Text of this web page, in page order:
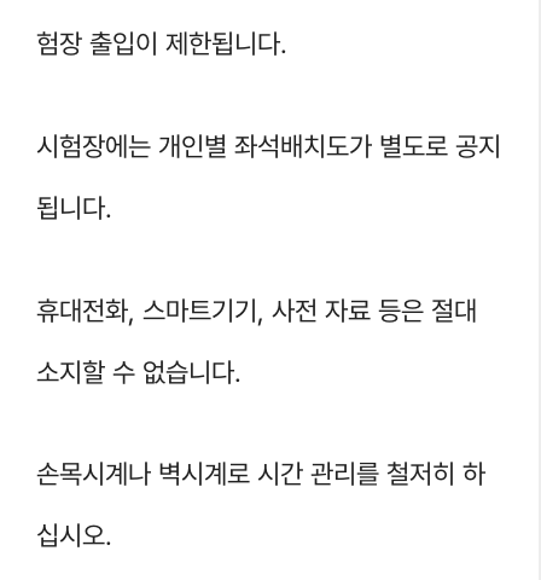
험장 출입이 제한됩니다.
시험장에는 개인별 좌석배치도가 별도로 공지
됩니다.
휴대전화, 스마트기기, 사전 자료 등은 절대
소지할 수 없습니다.
손목시계나 벽시계로 시간 관리를 철저히 하
십시오.